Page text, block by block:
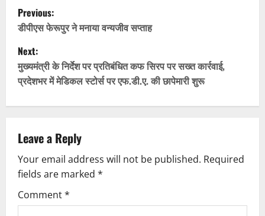
P
o
s
t
n
a
v
i
g
Previous:
डीपीएस फेरूपुर ने मनाया वन्यजीव सप्ताह
Next:
मुख्यमंत्री के निर्देश पर प्रतिबंधित कफ सिरप पर सख्त कार्रवाई,
प्रदेशभर में मेडिकल स्टोर्स पर एफ.डी.ए. की छापेमारी शुरू
Leave a Reply
Your email address will not be published. Required
fields are marked *
Comment*